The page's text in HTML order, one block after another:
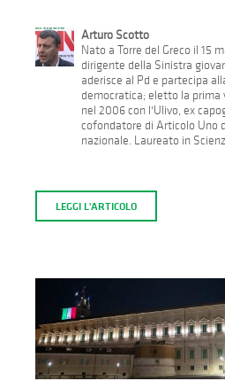
Arturo Scotto
Nato a Torre del Greco il 15
dirigente della Sinistra
aderisce al Pd e partecipa
democratica; eletto la prima
nel 2006 con l'Ulivo, ex
cofondatore di Articolo Uno
nazionale. Laureato in
LEGGI L'ARTICOLO